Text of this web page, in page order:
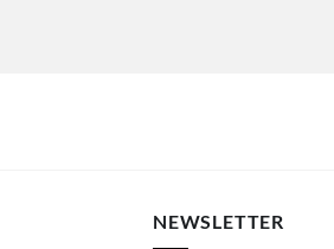
NEWSLETTER